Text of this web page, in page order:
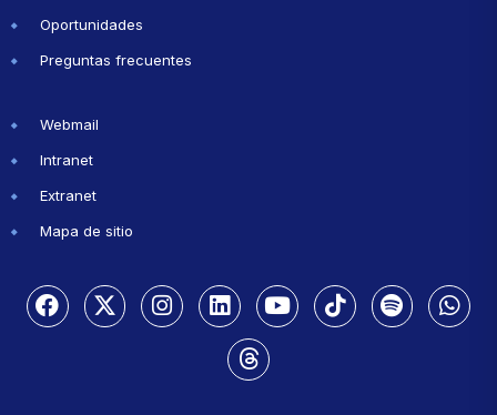
Oportunidades
Preguntas frecuentes
Webmail
Intranet
Extranet
Mapa de sitio